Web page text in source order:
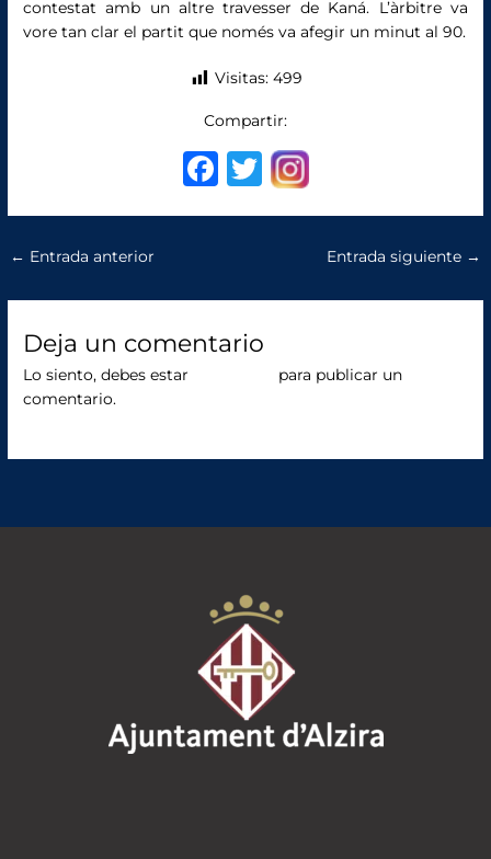
contestat amb un altre travesser de Kaná. L’àrbitre va
vore tan clar el partit que només va afegir un minut al 90.
Visitas: 499
Compartir:
F
b
o
T
w
r
← Entrada anterior Entrada siguiente →
Deja un comentario
Lo siento, debes estar
para publicar un
comentario.